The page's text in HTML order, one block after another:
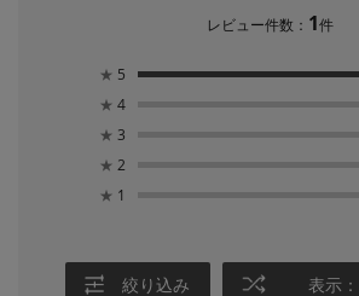
レビュー件数： 1件
★ 5
★ 4
★ 3
★ 2
★ 1
絞り込み 表示